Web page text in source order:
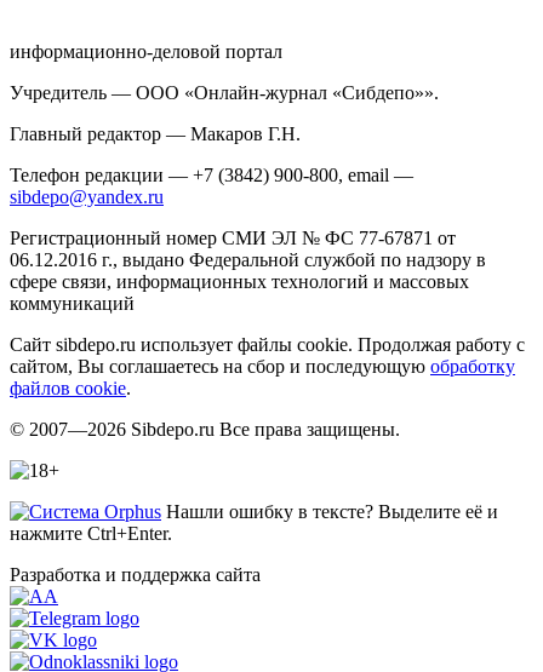
информационно-деловой портал
Учредитель — ООО «Онлайн-журнал «Сибдепо»».
Главный редактор — Макаров Г.Н.
Телефон редакции — +7 (3842) 900-800, email —
sibdepo@yandex.ru
Регистрационный номер СМИ ЭЛ № ФС 77-67871 от
06.12.2016 г., выдано Федеральной службой по надзору в
сфере связи, информационных технологий и массовых
коммуникаций
Сайт sibdepo.ru использует файлы cookie. Продолжая работу с
сайтом, Вы соглашаетесь на сбор и последующую обработку
файлов cookie.
© 2007—2026 Sibdepo.ru Все права защищены.
Нашли ошибку в тексте? Выделите её и
нажмите Ctrl+Enter.
Разработка и поддержка сайта